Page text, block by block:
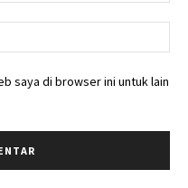
saya di browser ini untuk lain